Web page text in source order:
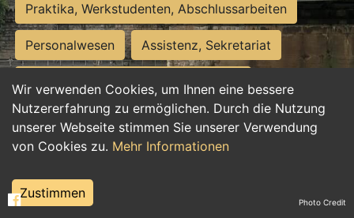
Wir verwenden Cookies, um Ihnen eine bessere
Nutzererfahrung zu ermöglichen. Durch die Nutzung
unserer Webseite stimmen Sie unserer Verwendung
von Cookies zu. Mehr Informationen
Zustimmen
Praktika, Werkstudenten, Abschlussarbeiten
Personalwesen Assistenz, Sekretariat
Hilfskräfte, Aushilfs- und Nebenjobs
Einkauf, Logistik, Materialwirtschaft
Weiterbildung, Studium, duale Ausbildung
Tourismus
Photo Credit